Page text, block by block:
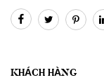
KHÁCH HÀNG